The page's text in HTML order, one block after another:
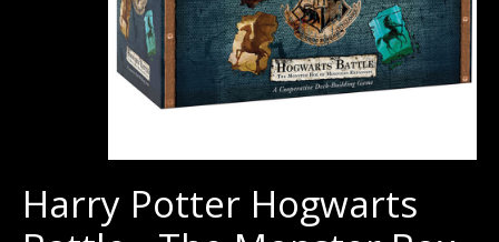
Harry Potter Hogwarts